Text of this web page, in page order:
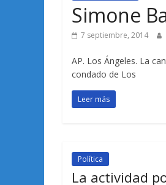
Simone
7 septiembre, 2014
AP. Los Ángeles. La
condado de Los
Leer más
Política
La actividad